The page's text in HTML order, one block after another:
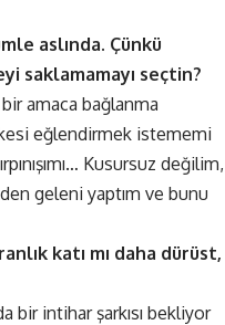
aslında. Çünkü
saklamamayı seçtin?
amaca bağlanma
eğlendirmek istememi
Kusursuz değilim,
geleni yaptım ve bunu
katı mı daha dürüst,
bir intihar şarkısı bekliyor